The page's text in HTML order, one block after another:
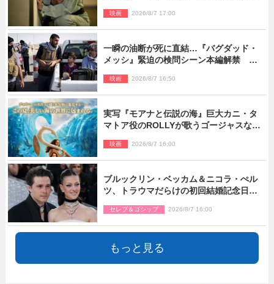
映画 2026/8/7 17:00
一瞬の油断が死に直結…『バグダッド・
メッシ』緊迫の検問シーン本編解禁 監
映画 2026/8/7 16:50
実写『モアナと伝説の海』巨大カニ・タ
マトア役のROLLYが歌うゴージャスな劇
映画 2026/8/7 16:00
ブルックリン・ベッカム＆ニコラ・ぺル
ツ、トラウマだらけの初回結婚記念日は
セレブ＆ゴシップ 2026/8/7 16:00
もっと見る